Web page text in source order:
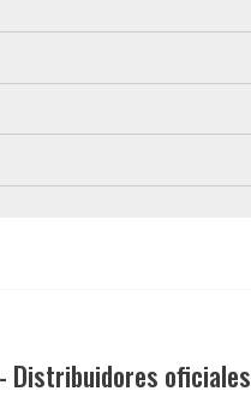
Distribuidores oficiales